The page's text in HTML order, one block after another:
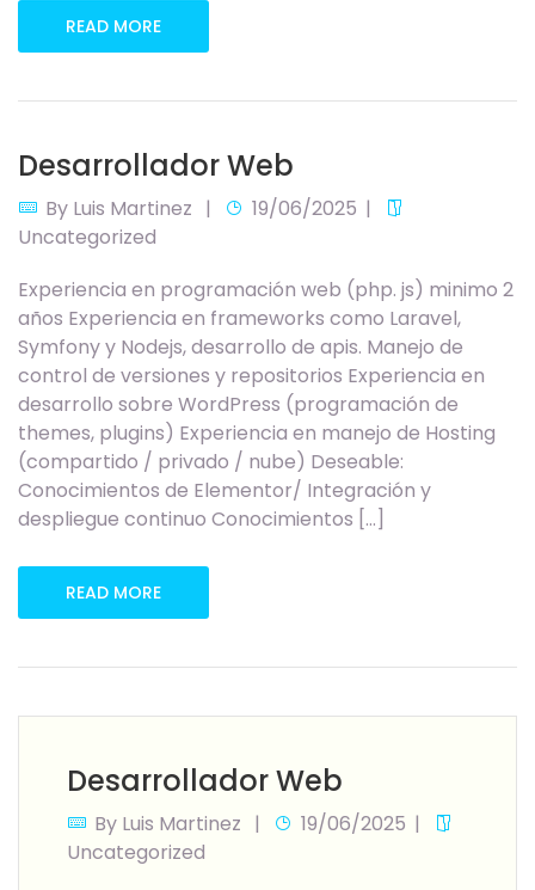
READ MORE
Desarrollador Web
By Luis Martinez
19/06/2025
Uncategorized
Experiencia en programación web (php. js) minimo 2
años Experiencia en frameworks como Laravel,
Symfony y Nodejs, desarrollo de apis. Manejo de
control de versiones y repositorios Experiencia en
desarrollo sobre WordPress (programación de
themes, plugins) Experiencia en manejo de Hosting
(compartido / privado / nube) Deseable:
Conocimientos de Elementor/ Integración y
despliegue continuo Conocimientos […]
READ MORE
Desarrollador Web
By Luis Martinez
19/06/2025
Uncategorized